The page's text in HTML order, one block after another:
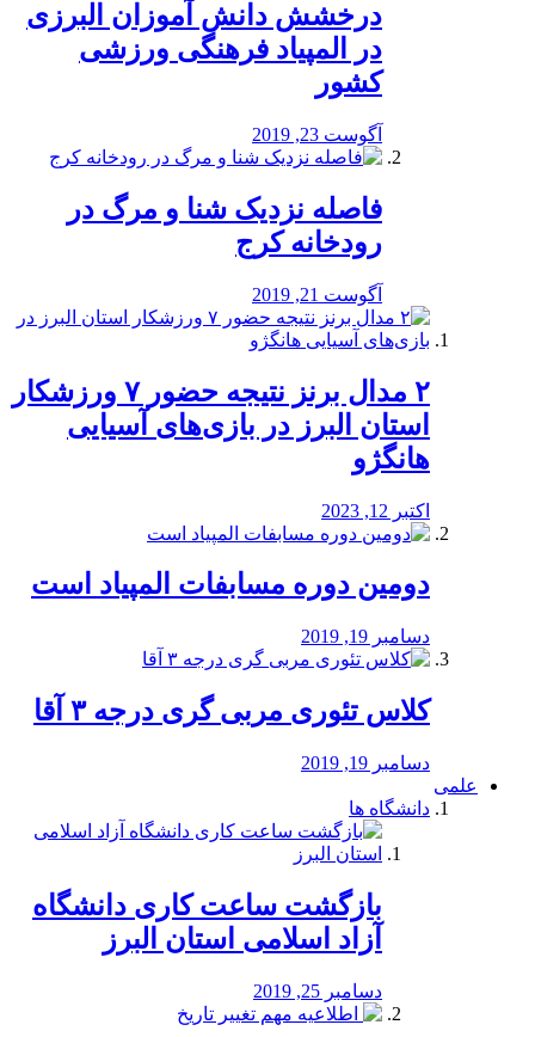
درخشش دانش آموزان البرزی
در المپیاد فرهنگی ورزشی
کشور
آگوست 23, 2019
️فاصله نزدیک شنا و مرگ در
رودخانه کرج
آگوست 21, 2019
۲ مدال برنز نتیجه حضور ۷ ورزشکار
استان البرز در بازی‌های آسیایی
هانگژو
اکتبر 12, 2023
دومین دوره مسابفات المپیاد است
دسامبر 19, 2019
کلاس تئوری مربی گری درجه ۳ آقا
دسامبر 19, 2019
علمی
دانشگاه ها
بازگشت ساعت کاری دانشگاه
آزاد اسلامی استان البرز
دسامبر 25, 2019